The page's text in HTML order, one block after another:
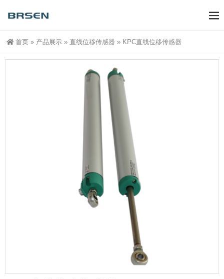
首页 » 产品展示 » 直线位移传感器 » KPC直线位移传感器